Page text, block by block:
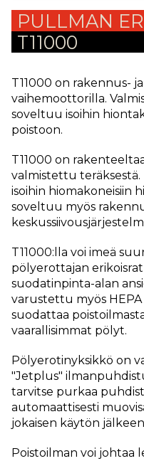
PULLMAN
T11000
T11000 on rakennus-
vaihemoottorilla.
soveltuu isoihin
poistoon.
T11000 on
valmistettu
isoihin hiomakoneisiin
soveltuu myös
T11000:lla voi imeä
pölyerottajan
suodatinpinta-alan
varustettu myös
suodattaa
vaarallisimmat pölyt.
Pölyerotinyksikkö on
"Jetplus"
tarvitse purkaa
automaattisesti
jokaisen käytön
Poistoilman voi johtaa